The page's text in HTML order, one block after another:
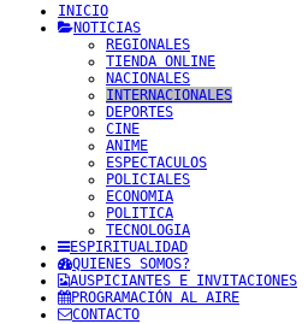
INICIO
NOTICIAS
REGIONALES
TIENDA ONLINE
NACIONALES
INTERNACIONALES
DEPORTES
CINE
ANIME
ESPECTACULOS
POLICIALES
ECONOMIA
POLITICA
TECNOLOGIA
ESPIRITUALIDAD
QUIENES SOMOS?
AUSPICIANTES E INVITACIONES
PROGRAMACIÓN AL AIRE
CONTACTO